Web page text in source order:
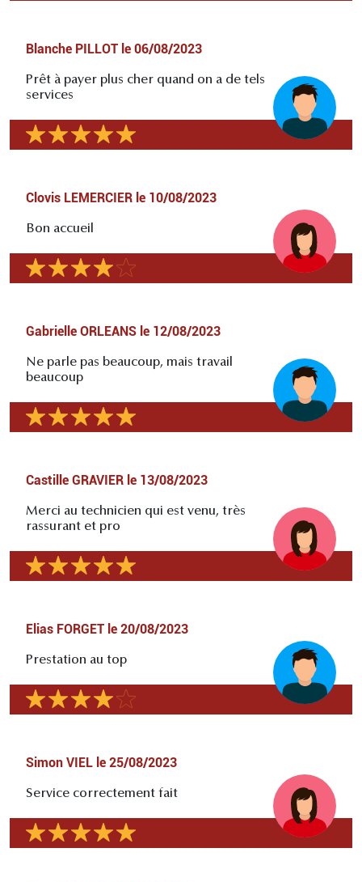
Blanche PILLOT le 06/08/2023
Prêt à payer plus cher quand on a de tels
services
Clovis LEMERCIER le 10/08/2023
Bon accueil
Gabrielle ORLEANS le 12/08/2023
Ne parle pas beaucoup, mais travail
beaucoup
Castille GRAVIER le 13/08/2023
Merci au technicien qui est venu, très
rassurant et pro
Elias FORGET le 20/08/2023
Prestation au top
Simon VIEL le 25/08/2023
Service correctement fait